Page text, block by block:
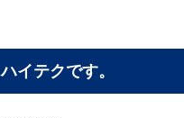
ハイテクです。